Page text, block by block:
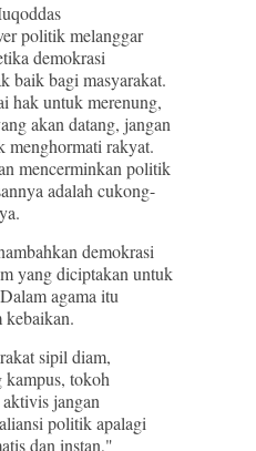
politik melanggar
demokrasi
baik bagi masyarakat.
hak untuk merenung,
akan datang, jangan
rakyat.
mencerminkan politik
adalah cukong-
demokrasi
yang diciptakan untuk
agama itu
kebaikan.
sipil diam,
kampus, tokoh
jangan
politik apalagi
dan instan,"